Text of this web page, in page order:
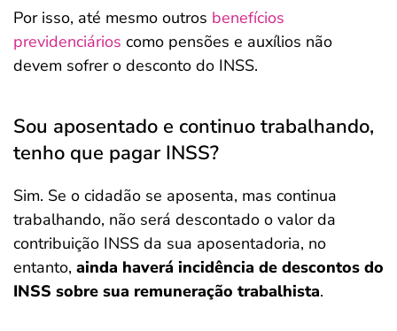
Por isso, até mesmo outros benefícios
previdenciários como pensões e auxílios não
devem sofrer o desconto do INSS.
Sou aposentado e continuo trabalhando,
tenho que pagar INSS?
Sim. Se o cidadão se aposenta, mas continua
trabalhando, não será descontado o valor da
contribuição INSS da sua aposentadoria, no
entanto, ainda haverá incidência de descontos do
INSS sobre sua remuneração trabalhista.